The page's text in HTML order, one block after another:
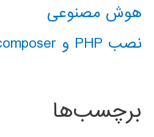
هوش مصنوعی
نصب PHP و composer در ویندوز 10
برچسب‌ها